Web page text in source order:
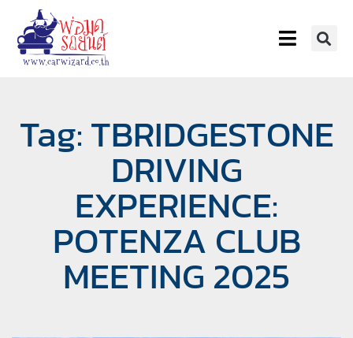
Tag: TBRIDGESTONE
DRIVING
EXPERIENCE:
POTENZA CLUB
MEETING 2025